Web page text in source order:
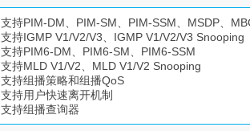
支持PIM-DM、PIM-SM、PIM-SSM、MSDP、
支持IGMP V1/V2/V3、IGMP V1/V2/V3 Snooping
支持PIM6-DM、PIM6-SM、PIM6-SSM
支持MLD V1/V2、MLD V1/V2 Snooping
支持组播策略和组播QoS
支持用户快速离开机制
支持组播查询器